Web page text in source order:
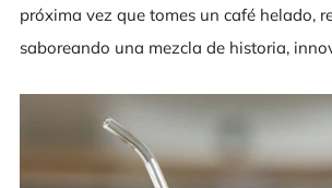
próxima vez que tomes un café helado,
saboreando una mezcla de historia,